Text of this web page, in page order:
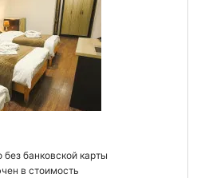
банковской карты
в стоимость